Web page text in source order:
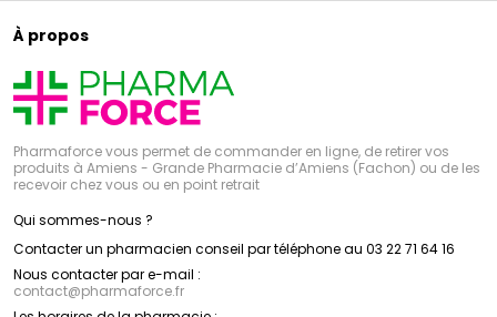
À propos
Pharmaforce vous permet de commander en ligne, de retirer vos
produits à Amiens - Grande Pharmacie d’Amiens (Fachon) ou de les
recevoir chez vous ou en point retrait
Qui sommes-nous ?
Contacter un pharmacien conseil par téléphone au 03 22 71 64 16
Nous contacter par e-mail :
contact@pharmaforce.fr